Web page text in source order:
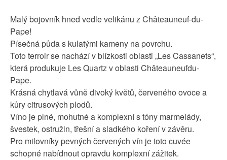
Malý bojovník hned vedle velikánu z Châteauneuf-du-
Pape!
Písečná půda s kulatými kameny na povrchu.
Toto terroir se nachází v blízkosti oblasti „Les Cassanets“,
která produkuje Les Quartz v oblasti Châteauneufdu-
Pape.
Krásná chytlavá vůně divoký květů, červeného ovoce a
kůry citrusových plodů.
Víno je plné, mohutné a komplexní s tóny marmelády,
švestek, ostružin, třešní a sladkého koření v závěru.
Pro milovníky pevných červených vín je toto cuvée
schopné nabídnout opravdu komplexní zážitek.